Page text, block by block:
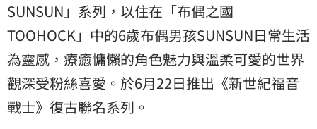
SUNSUN」系列，以住在「布偶之國
TOOHOCK」中的6歲布偶男孩SUNSUN日常生活
為靈感，療癒慵懶的角色魅力與溫柔可愛的世界
觀深受粉絲喜愛。於6月22日推出《新世紀福音
戰士》復古聯名系列。